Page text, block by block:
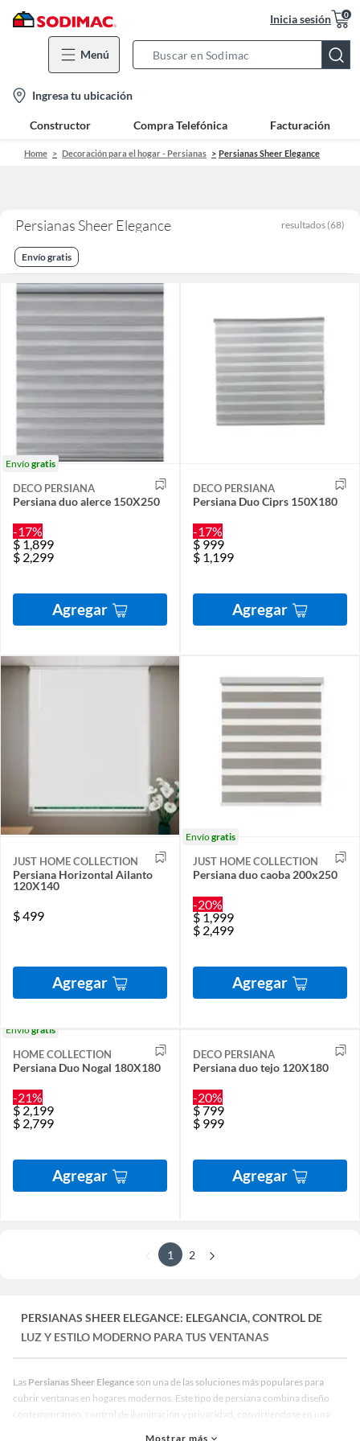
Inicia sesión 0
Menú
Bar
location-
icon
Ingresa tu ubicación
Constructor Compra Telefónica Facturación
Home Decoración para el hogar - Persianas Persianas Sheer Elegance
Persianas Sheer Elegance resultados (68)
Envío gratis
Envíogratis
DECO PERSIANA
Persiana duo alerce 150X250
-17%
$ 1,899
$ 2,299
Agregar
DECO PERSIANA
Persiana Duo Ciprs 150X180
-17%
$ 999
$ 1,199
Agregar
JUST HOME COLLECTION
Persiana Horizontal Ailanto
120X140
$499
Agregar
Envíogratis
JUST HOME COLLECTION
Persiana duo caoba 200x250
-20%
$ 1,999
$ 2,499
Agregar
Envíogratis
HOME COLLECTION
Persiana Duo Nogal 180X180
-21%
$ 2,199
$ 2,799
Agregar
DECO PERSIANA
Persiana duo tejo 120X180
-20%
$799
$ 999
Agregar
1 2
PERSIANAS SHEER ELEGANCE: ELEGANCIA, CONTROL DE
LUZ Y ESTILO MODERNO PARA TUS VENTANAS
Las Persianas Sheer Eleganceson una de las soluciones más populares para
cubrir ventanas en hogares modernos. Este tipo de persiana combina diseño
contemporáneo, control de iluminación y privacidad, convirtiéndose en una
Mostrar más